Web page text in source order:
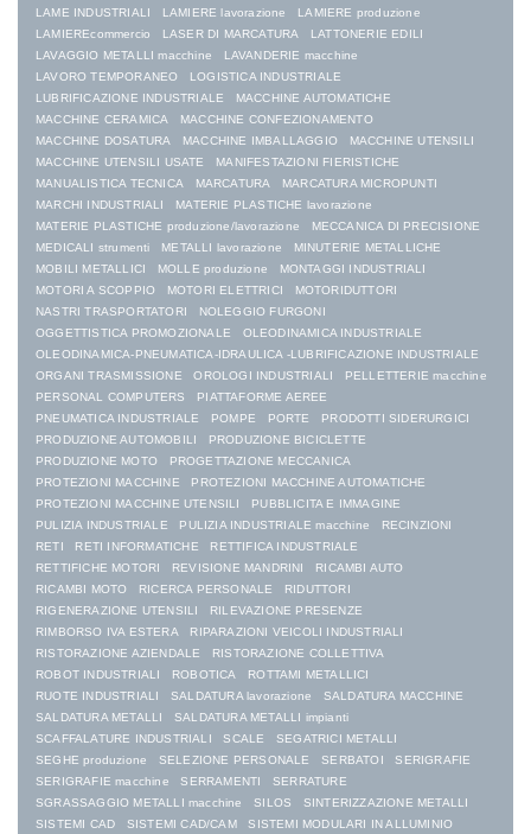
LAME INDUSTRIALI
LAMIERE lavorazione
LAMIERE produzione
LAMIEREcommercio
LASER DI MARCATURA
LATTONERIE EDILI
LAVAGGIO METALLI macchine
LAVANDERIE macchine
LAVORO TEMPORANEO
LOGISTICA INDUSTRIALE
LUBRIFICAZIONE INDUSTRIALE
MACCHINE AUTOMATICHE
MACCHINE CERAMICA
MACCHINE CONFEZIONAMENTO
MACCHINE DOSATURA
MACCHINE IMBALLAGGIO
MACCHINE UTENSILI
MACCHINE UTENSILI USATE
MANIFESTAZIONI FIERISTICHE
MANUALISTICA TECNICA
MARCATURA
MARCATURA MICROPUNTI
MARCHI INDUSTRIALI
MATERIE PLASTICHE lavorazione
MATERIE PLASTICHE produzione/lavorazione
MECCANICA DI PRECISIONE
MEDICALI strumenti
METALLI lavorazione
MINUTERIE METALLICHE
MOBILI METALLICI
MOLLE produzione
MONTAGGI INDUSTRIALI
MOTORI A SCOPPIO
MOTORI ELETTRICI
MOTORIDUTTORI
NASTRI TRASPORTATORI
NOLEGGIO FURGONI
OGGETTISTICA PROMOZIONALE
OLEODINAMICA INDUSTRIALE
OLEODINAMICA-PNEUMATICA-IDRAULICA -LUBRIFICAZIONE INDUSTRIALE
ORGANI TRASMISSIONE
OROLOGI INDUSTRIALI
PELLETTERIE macchine
PERSONAL COMPUTERS
PIATTAFORME AEREE
PNEUMATICA INDUSTRIALE
POMPE PORTE
PRODOTTI SIDERURGICI
PRODUZIONE AUTOMOBILI
PRODUZIONE BICICLETTE
PRODUZIONE MOTO
PROGETTAZIONE MECCANICA
PROTEZIONI MACCHINE
PROTEZIONI MACCHINE AUTOMATICHE
PROTEZIONI MACCHINE UTENSILI
PUBBLICITA E IMMAGINE
PULIZIA INDUSTRIALE
PULIZIA INDUSTRIALE macchine
RECINZIONI
RETI
RETI INFORMATICHE
RETTIFICA INDUSTRIALE
RETTIFICHE MOTORI
REVISIONE MANDRINI
RICAMBI AUTO
RICAMBI MOTO
RICERCA PERSONALE
RIDUTTORI
RIGENERAZIONE UTENSILI
RILEVAZIONE PRESENZE
RIMBORSO IVA ESTERA
RIPARAZIONI VEICOLI INDUSTRIALI
RISTORAZIONE AZIENDALE
RISTORAZIONE COLLETTIVA
ROBOT INDUSTRIALI
ROBOTICA
ROTTAMI METALLICI
RUOTE INDUSTRIALI
SALDATURA lavorazione
SALDATURA MACCHINE
SALDATURA METALLI
SALDATURA METALLI impianti
SCAFFALATURE INDUSTRIALI
SCALE
SEGATRICI METALLI
SEGHE produzione
SELEZIONE PERSONALE SERBATOI
SERIGRAFIE
SERIGRAFIE macchine
SERRAMENTI
SERRATURE
SGRASSAGGIO METALLI macchine
SILOS
SINTERIZZAZIONE METALLI
SISTEMI CAD
SISTEMI CAD/CAM
SISTEMI MODULARI IN ALLUMINIO